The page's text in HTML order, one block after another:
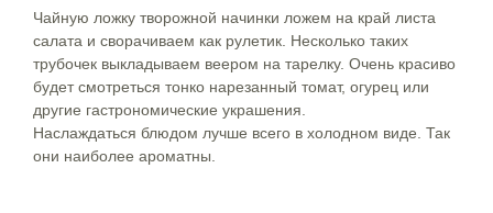
Чайную ложку творожной начинки ложем на край листа
салата и сворачиваем как рулетик. Несколько таких
трубочек выкладываем веером на тарелку. Очень красиво
будет смотреться тонко нарезанный томат, огурец или
другие гастрономические украшения.
Наслаждаться блюдом лучше всего в холодном виде. Так
они наиболее ароматны.